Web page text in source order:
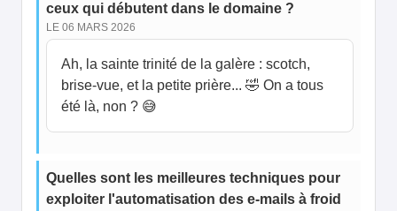
ceux qui débutent dans le domaine ?
LE 06 MARS 2026
Ah, la sainte trinité de la galère : scotch,
brise-vue, et la petite prière... 🤣 On a tous
été là, non ? 😅
Quelles sont les meilleures techniques pour
exploiter l'automatisation des e-mails à froid